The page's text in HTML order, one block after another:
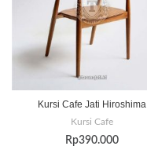
Kursi Cafe Jati Hiroshima
Kursi Cafe
Rp390.000